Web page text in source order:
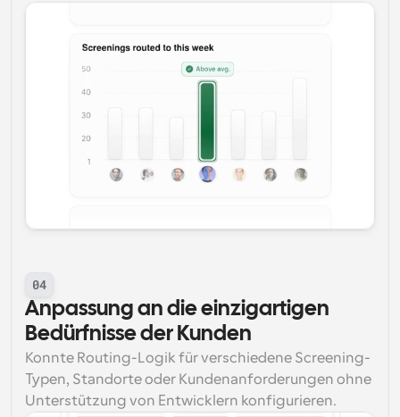
04
Anpassung an die einzigartigen
Bedürfnisse der Kunden
Konnte Routing-Logik für verschiedene Screening-
Typen, Standorte oder Kundenanforderungen ohne
Unterstützung von Entwicklern konfigurieren.